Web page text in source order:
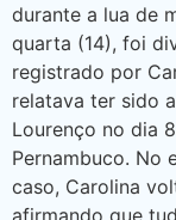
durante a lua de
quarta (14), foi
registrado por
relatava ter sido
Lourenço no dia
Pernambuco. No
caso, Carolina
afirmando que